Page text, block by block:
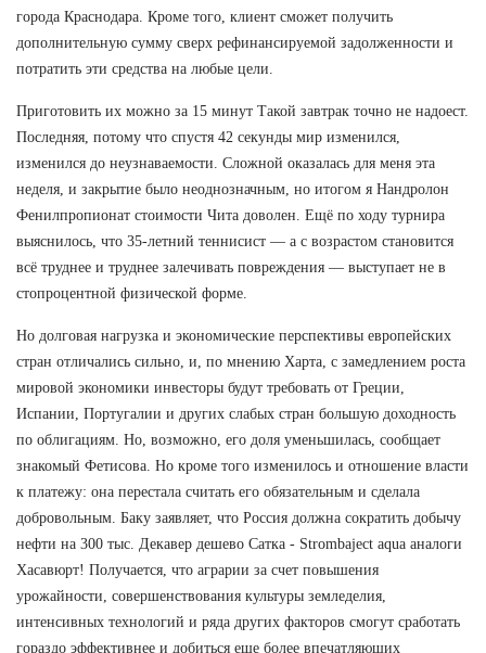
города Краснодара. Кроме того, клиент сможет получить
дополнительную сумму сверх рефинансируемой задолженности и
потратить эти средства на любые цели.
Приготовить их можно за 15 минут Такой завтрак точно не надоест.
Последняя, потому что спустя 42 секунды мир изменился,
изменился до неузнаваемости. Сложной оказалась для меня эта
неделя, и закрытие было неоднозначным, но итогом я Нандролон
Фенилпропионат стоимости Чита доволен. Ещё по ходу турнира
выяснилось, что 35-летний теннисист — а с возрастом становится
всё труднее и труднее залечивать повреждения — выступает не в
стопроцентной физической форме.
Но долговая нагрузка и экономические перспективы европейских
стран отличались сильно, и, по мнению Харта, с замедлением роста
мировой экономики инвесторы будут требовать от Греции,
Испании, Португалии и других слабых стран большую доходность
по облигациям. Но, возможно, его доля уменьшилась, сообщает
знакомый Фетисова. Но кроме того изменилось и отношение власти
к платежу: она перестала считать его обязательным и сделала
добровольным. Баку заявляет, что Россия должна сократить добычу
нефти на 300 тыс. Декавер дешево Сатка - Strombaject aqua аналоги
Хасавюрт! Получается, что аграрии за счет повышения
урожайности, совершенствования культуры земледелия,
интенсивных технологий и ряда других факторов смогут сработать
гораздо эффективнее и добиться еще более впечатляющих